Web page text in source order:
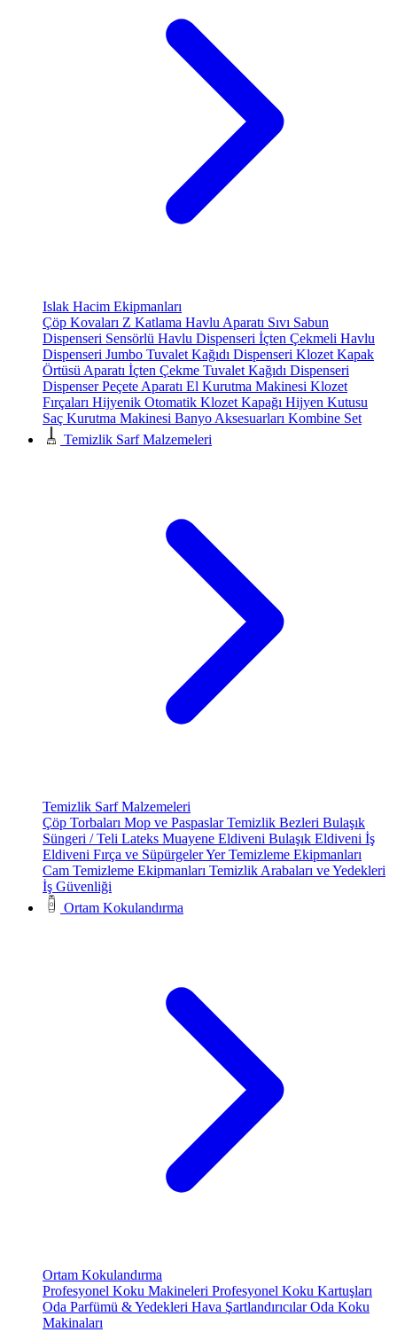
Islak Hacim Ekipmanları
Çöp Kovaları Z Katlama Havlu Aparatı Sıvı Sabun
Dispenseri Sensörlü Havlu Dispenseri İçten Çekmeli Havlu
Dispenseri Jumbo Tuvalet Kağıdı Dispenseri Klozet Kapak
Örtüsü Aparatı İçten Çekme Tuvalet Kağıdı Dispenseri
Dispenser Peçete Aparatı El Kurutma Makinesi Klozet
Fırçaları Hijyenik Otomatik Klozet Kapağı Hijyen Kutusu
Saç Kurutma Makinesi Banyo Aksesuarları Kombine Set
Temizlik Sarf Malzemeleri
Temizlik Sarf Malzemeleri
Çöp Torbaları Mop ve PaspaslarTemizlik Bezleri Bulaşık
Süngeri / Teli Lateks Muayene Eldiveni Bulaşık Eldiveni İş
Eldiveni Fırça ve SüpürgelerYer Temizleme Ekipmanları
Cam Temizleme Ekipmanları Temizlik Arabaları ve Yedekleri
İş Güvenliği
Ortam Kokulandırma
Ortam Kokulandırma
Profesyonel Koku Makineleri Profesyonel Koku Kartuşları
Oda Parfümü & Yedekleri Hava ŞartlandırıcılarOda Koku
Makinaları